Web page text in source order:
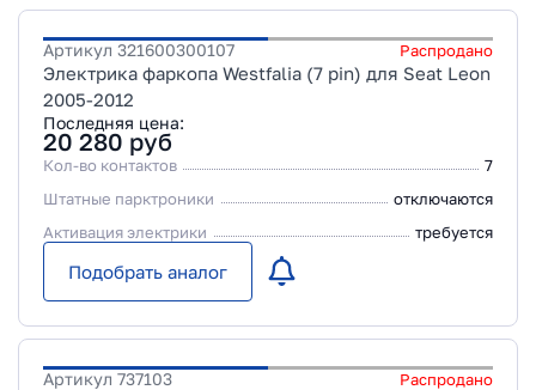
Артикул 321600300107 Распродано
Электрика фаркопа Westfalia (7 pin) для Seat Leon
2005-2012
Последняя цена:
20 280 руб
Кол-во контактов
7
Штатные парктроники
отключаются
Активация электрики
требуется
Подобрать аналог
Артикул 737103 Распродано